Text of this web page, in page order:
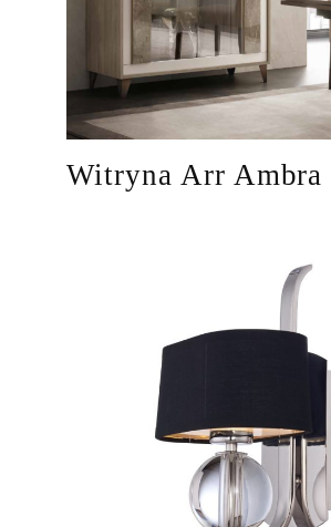
Witryna Arr Ambra